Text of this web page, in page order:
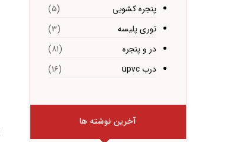
پنجره کشویی
(۵)
توری پلیسه
(۳)
در و پنجره
(۸۱)
درب upvc
(۱۶)
آخرین نوشته ها